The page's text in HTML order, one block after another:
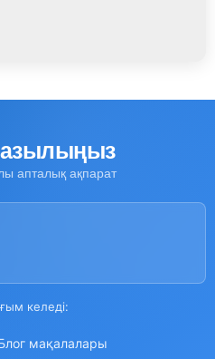
апталық ақпарат
келеді:
мақалалары